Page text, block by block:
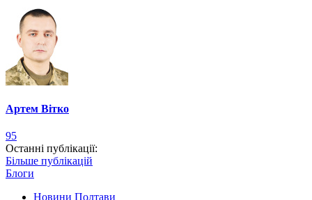
Артем Вітко
95
Останні публікації:
Більше публікацій
Блоги
Новини Полтави